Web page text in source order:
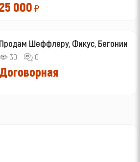
25 000 ₽
Продам Шеффлеру, Фикус, Бегонии
30 0
Договорная